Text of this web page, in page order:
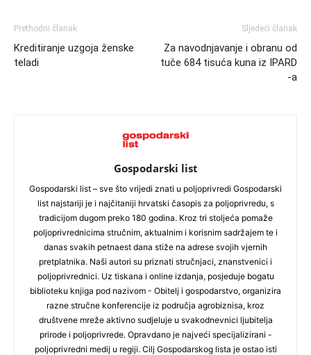
Prethodni članak
Kreditiranje uzgoja ženske
teladi
Sljedeći članak
Za navodnjavanje i obranu od
tuče 684 tisuća kuna iz IPARD
-a
Gospodarski list
Gospodarski list – sve što vrijedi znati u poljoprivredi Gospodarski
list najstariji je i najčitaniji hrvatski časopis za poljoprivredu, s
tradicijom dugom preko 180 godina. Kroz tri stoljeća pomaže
poljoprivrednicima stručnim, aktualnim i korisnim sadržajem te i
danas svakih petnaest dana stiže na adrese svojih vjernih
pretplatnika. Naši autori su priznati stručnjaci, znanstvenici i
poljoprivrednici. Uz tiskana i online izdanja, posjeduje bogatu
biblioteku knjiga pod nazivom - Obitelj i gospodarstvo, organizira
razne stručne konferencije iz područja agrobiznisa, kroz
društvene mreže aktivno sudjeluje u svakodnevnici ljubitelja
prirode i poljoprivrede. Opravdano je najveći specijalizirani -
poljoprivredni medij u regiji. Cilj Gospodarskog lista je ostao isti